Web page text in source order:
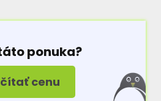
ponuka?
cenu